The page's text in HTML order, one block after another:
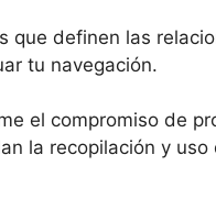
que definen las
tu navegación.
el compromiso de
la recopilación y